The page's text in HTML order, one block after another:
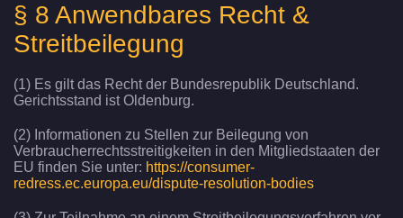
§ 8 Anwendbares Recht &
Streitbeilegung
(1) Es gilt das Recht der Bundesrepublik Deutschland.
Gerichtsstand ist Oldenburg.
(2) Informationen zu Stellen zur Beilegung von
Verbraucherrechtsstreitigkeiten in den Mitgliedstaaten der
EU finden Sie unter: https://consumer-
redress.ec.europa.eu/dispute-resolution-bodies